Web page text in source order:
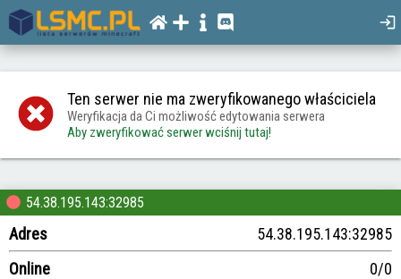
Ten serwer nie ma zweryfikowanego właściciela
Weryfikacja da Ci możliwość edytowania serwera
Aby zweryfikować serwer wciśnij tutaj!
54.38.195.143:32985
Adres
54.38.195.143:32985
Online
0/0